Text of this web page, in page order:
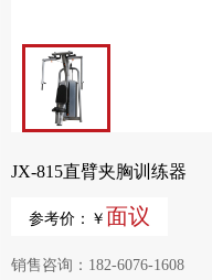
JX-815直臂夹胸训练器
参考价：￥ 面议
销售咨询：182-6076-1608